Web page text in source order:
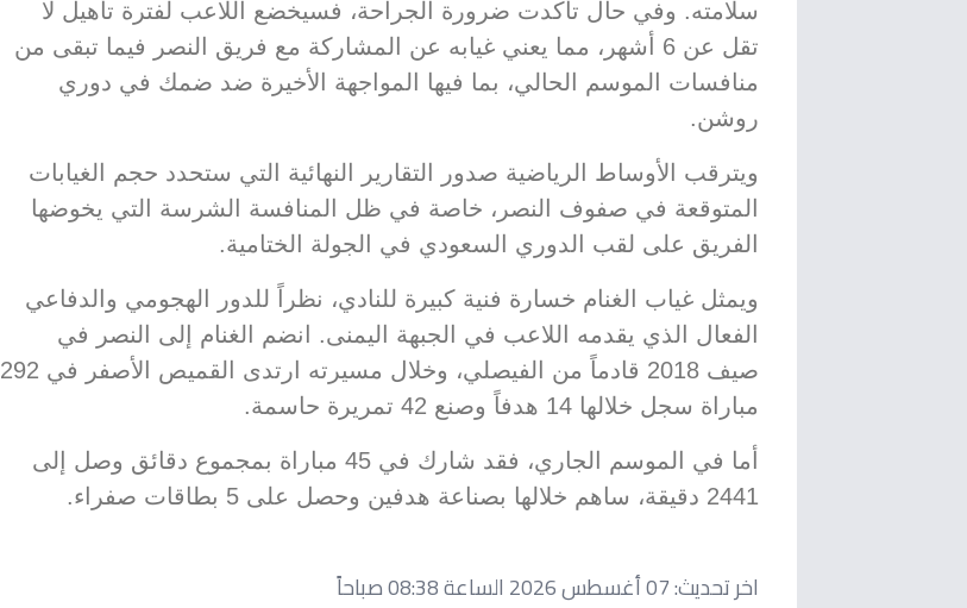
سلامته. وفي حال تأكدت ضرورة الجراحة، فسيخضع اللاعب لفترة تأهيل لا
تقل عن 6 أشهر، مما يعني غيابه عن المشاركة مع فريق النصر فيما تبقى من
منافسات الموسم الحالي، بما فيها المواجهة الأخيرة ضد ضمك في دوري
روشن.
ويترقب الأوساط الرياضية صدور التقارير النهائية التي ستحدد حجم الغيابات
المتوقعة في صفوف النصر، خاصة في ظل المنافسة الشرسة التي يخوضها
الفريق على لقب الدوري السعودي في الجولة الختامية.
ويمثل غياب الغنام خسارة فنية كبيرة للنادي، نظراً للدور الهجومي والدفاعي
الفعال الذي يقدمه اللاعب في الجبهة اليمنى. انضم الغنام إلى النصر في
صيف 2018 قادماً من الفيصلي، وخلال مسيرته ارتدى القميص الأصفر في 292
مباراة سجل خلالها 14 هدفاً وصنع 42 تمريرة حاسمة.
أما في الموسم الجاري، فقد شارك في 45 مباراة بمجموع دقائق وصل إلى
2441 دقيقة، ساهم خلالها بصناعة هدفين وحصل على 5 بطاقات صفراء.
اخر تحديث:07 أغسطس 2026 الساعة 08:38 صباحاً